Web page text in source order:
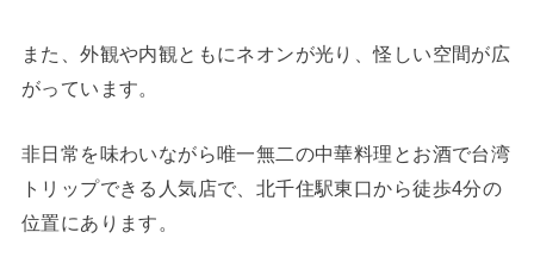
また、外観や内観ともにネオンが光り、怪しい空間が広
がっています。
非日常を味わいながら唯一無二の中華料理とお酒で台湾
トリップできる人気店で、北千住駅東口から徒歩4分の
位置にあります。